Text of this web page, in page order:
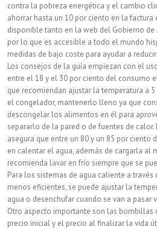
contra la pobreza energética y el cambio
ahorrar hasta un 10 por ciento en la factura
disponible tanto en la web del Gobierno
por lo que es accesible a todo el mundo
medidas de bajo coste para ayudar a
Los consejos de la guía empiezan con el
entre el 18 y el 30 por ciento del consumo
que recomiendan ajustar la temperatura a
el congelador, mantenerlo lleno ya que
descongelar los alimentos en él para
separarlo de la pared o de fuentes de
asegura que entre un 80 y un 85 por ciento
en calentar el agua, además de cargarla al
recomienda lavar en frío siempre que se
Para los sistemas de agua caliente a
menos eficientes, se puede ajustar la
agua o desenchufar cuando se van a
Otro aspecto importante son las bombillas
precio inicial y el precio al finalizar la vida